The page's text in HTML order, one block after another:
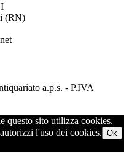
(RN)
a.p.s. - P.IVA
questo sito utilizza cookies.
l'uso dei cookies. Ok